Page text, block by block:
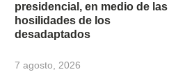
presidencial, en medio de las
hosilidades de los
desadaptados
7 agosto, 2026